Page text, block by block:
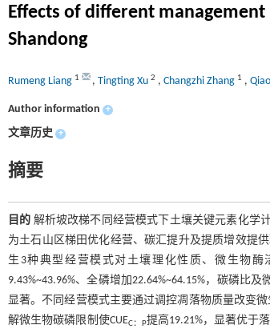
Effects of different
Shandong
Rumeng Liang 1 , Tingting Xu 2 , Changzhi Zhang 1 ,
Author information +
文章历史 +
摘要
目的 解析坡改梯不同经营模式下土壤关键元素化学
为土石山区梯田优化经营、碳汇提升及提质增效提
生3种典型经营模式对土壤理化性质、微生物酶
9.43%~43.96%、全磷增加22.64%~64.15%，碳磷
显著。不同经营模式主要通过调控凋落物质量改变
解微生物碳磷限制使CUEC：P提高19.21%，显著优于